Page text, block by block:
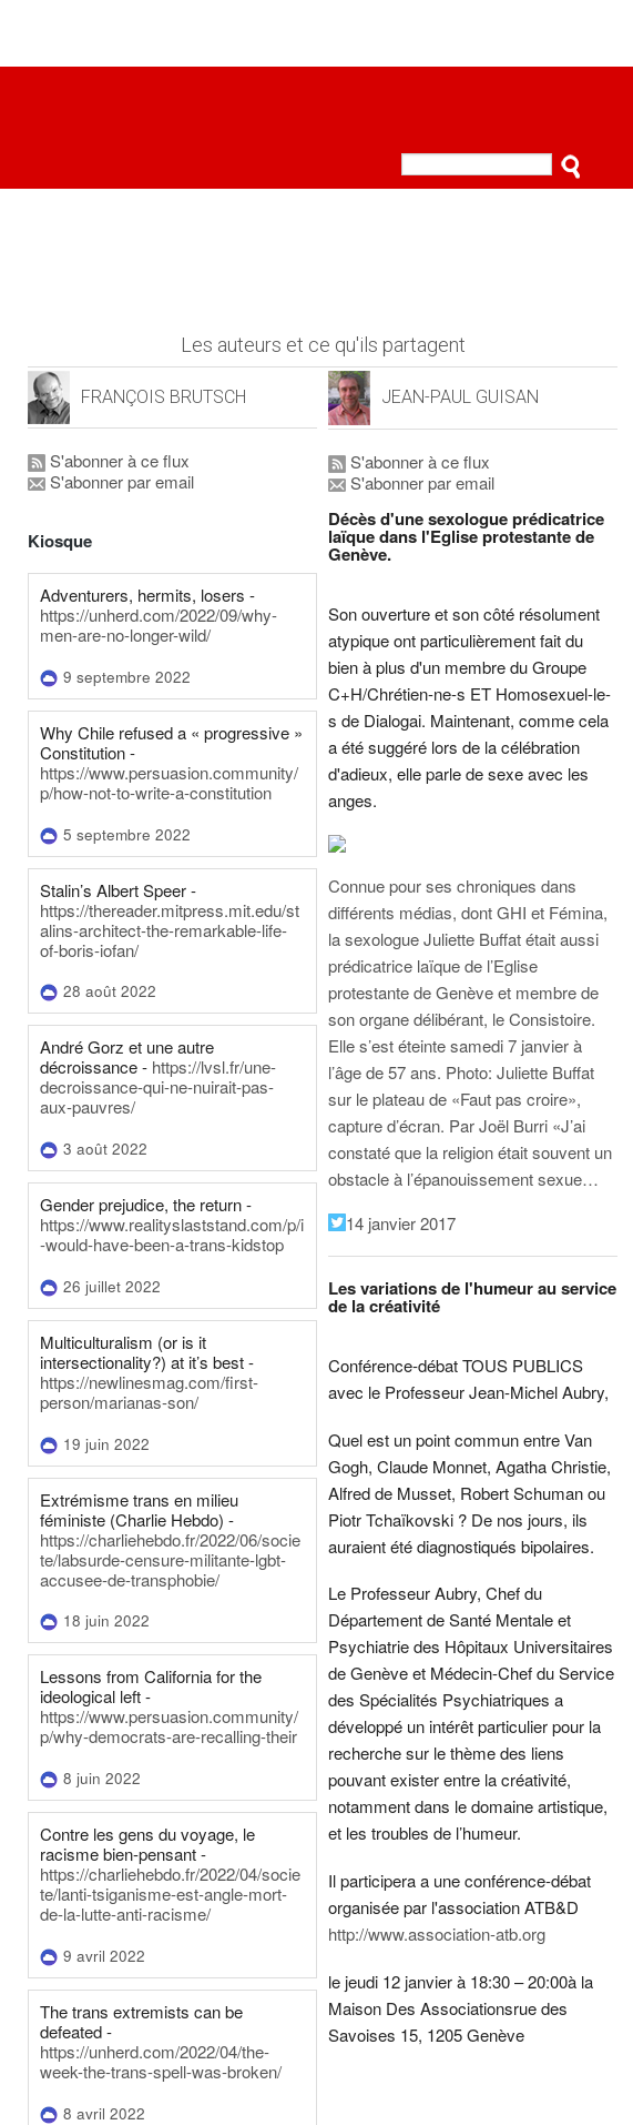
Les auteurs et ce qu'ils partagent
FRANÇOIS BRUTSCH
S'abonner à ce flux
S'abonner par email
Kiosque
Adventurers, hermits, losers -
https://unherd.com/2022/09/why-
men-are-no-longer-wild/
9 septembre 2022
Why Chile refused a « progressive »
Constitution -
https://www.persuasion.community/
p/how-not-to-write-a-constitution
5 septembre 2022
Stalin’s Albert Speer -
https://thereader.mitpress.mit.edu/st
alins-architect-the-remarkable-life-
of-boris-iofan/
28 août 2022
André Gorz et une autre
décroissance - https://lvsl.fr/une-
decroissance-qui-ne-nuirait-pas-
aux-pauvres/
3 août 2022
Gender prejudice, the return -
https://www.realityslaststand.com/p/i
-would-have-been-a-trans-kidstop
26 juillet 2022
Multiculturalism (or is it
intersectionality?) at it’s best -
https://newlinesmag.com/first-
person/marianas-son/
19 juin 2022
Extrémisme trans en milieu
féministe (Charlie Hebdo) -
https://charliehebdo.fr/2022/06/socie
te/labsurde-censure-militante-lgbt-
accusee-de-transphobie/
18 juin 2022
Lessons from California for the
ideological left -
https://www.persuasion.community/
p/why-democrats-are-recalling-their
8 juin 2022
Contre les gens du voyage, le
racisme bien-pensant -
https://charliehebdo.fr/2022/04/socie
te/lanti-tsiganisme-est-angle-mort-
de-la-lutte-anti-racisme/
9 avril 2022
The trans extremists can be
defeated -
https://unherd.com/2022/04/the-
week-the-trans-spell-was-broken/
8 avril 2022
JEAN-PAUL GUISAN
S'abonner à ce flux
S'abonner par email
Décès d'une sexologue prédicatrice
laïque dans l'Eglise protestante de
Genève.
Son ouverture et son côté résolument
atypique ont particulièrement fait du
bien à plus d'un membre du Groupe
C+H/Chrétien-ne-s ET Homosexuel-le-
s de Dialogai. Maintenant, comme cela
a été suggéré lors de la célébration
d'adieux, elle parle de sexe avec les
anges.
Connue pour ses chroniques dans
différents médias, dont GHI et Fémina,
la sexologue Juliette Buffat était aussi
prédicatrice laïque de l’Eglise
protestante de Genève et membre de
son organe délibérant, le Consistoire.
Elle s’est éteinte samedi 7 janvier à
l’âge de 57 ans. Photo: Juliette Buffat
sur le plateau de «Faut pas croire»,
capture d’écran. Par Joël Burri «J’ai
constaté que la religion était souvent un
obstacle à l’épanouissement sexue…
14 janvier 2017
Les variations de l'humeur au service
de la créativité
Conférence-débat TOUS PUBLICS
avec le Professeur Jean-Michel Aubry,
Quel est un point commun entre Van
Gogh, Claude Monnet, Agatha Christie,
Alfred de Musset, Robert Schuman ou
Piotr Tchaïkovski ? De nos jours, ils
auraient été diagnostiqués bipolaires.
Le Professeur Aubry, Chef du
Département de Santé Mentale et
Psychiatrie des Hôpitaux Universitaires
de Genève et Médecin-Chef du Service
des Spécialités Psychiatriques a
développé un intérêt particulier pour la
recherche sur le thème des liens
pouvant exister entre la créativité,
notamment dans le domaine artistique,
et les troubles de l’humeur.
Il participera a une conférence-débat
organisée par l'association ATB&D
http://www.association-atb.org
le jeudi 12 janvier à 18:30 – 20:00à la
Maison Des Associationsrue des
Savoises 15, 1205 Genève